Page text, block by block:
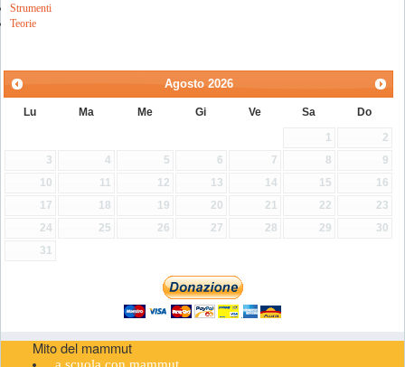
Strumenti
Teorie
Agosto 2026
Lu Ma Me Gi Ve Sa Do
1
2
3
4 5 6 7 8
9
10
11 12 13 14 15
16
17
18 19 20 21 22
23
24
25 26 27 28 29
30
31
Mito del mammut
a scuola con mammut